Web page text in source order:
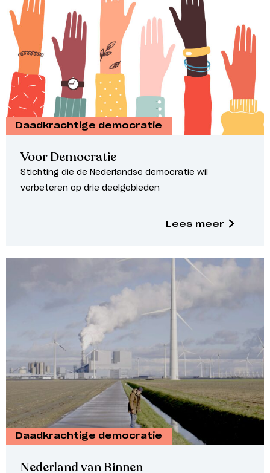
Daadkrachtige democratie
Voor Democratie
Stichting die de Nederlandse democratie wil
verbeteren op drie deelgebieden
Lees meer
Daadkrachtige democratie
Nederland van Binnen